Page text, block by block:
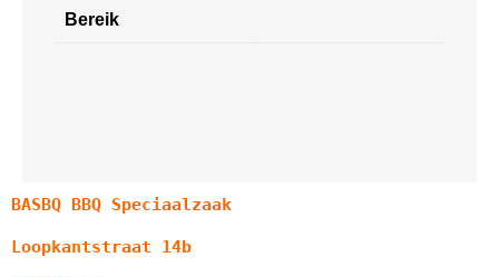
Bereik
BASBQ BBQ Speciaalzaak
Loopkantstraat 14b